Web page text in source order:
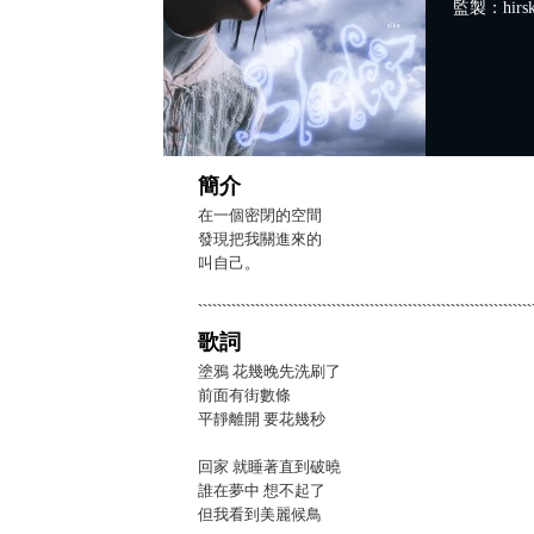
監製：
簡介
在一個密閉的空間
發現把我關進來的
叫自己。
歌詞
塗鴉 花幾晚先洗刷了
前面有街數條
平靜離開 要花幾秒
回家 就睡著直到破曉
誰在夢中 想不起了
但我看到美麗候鳥